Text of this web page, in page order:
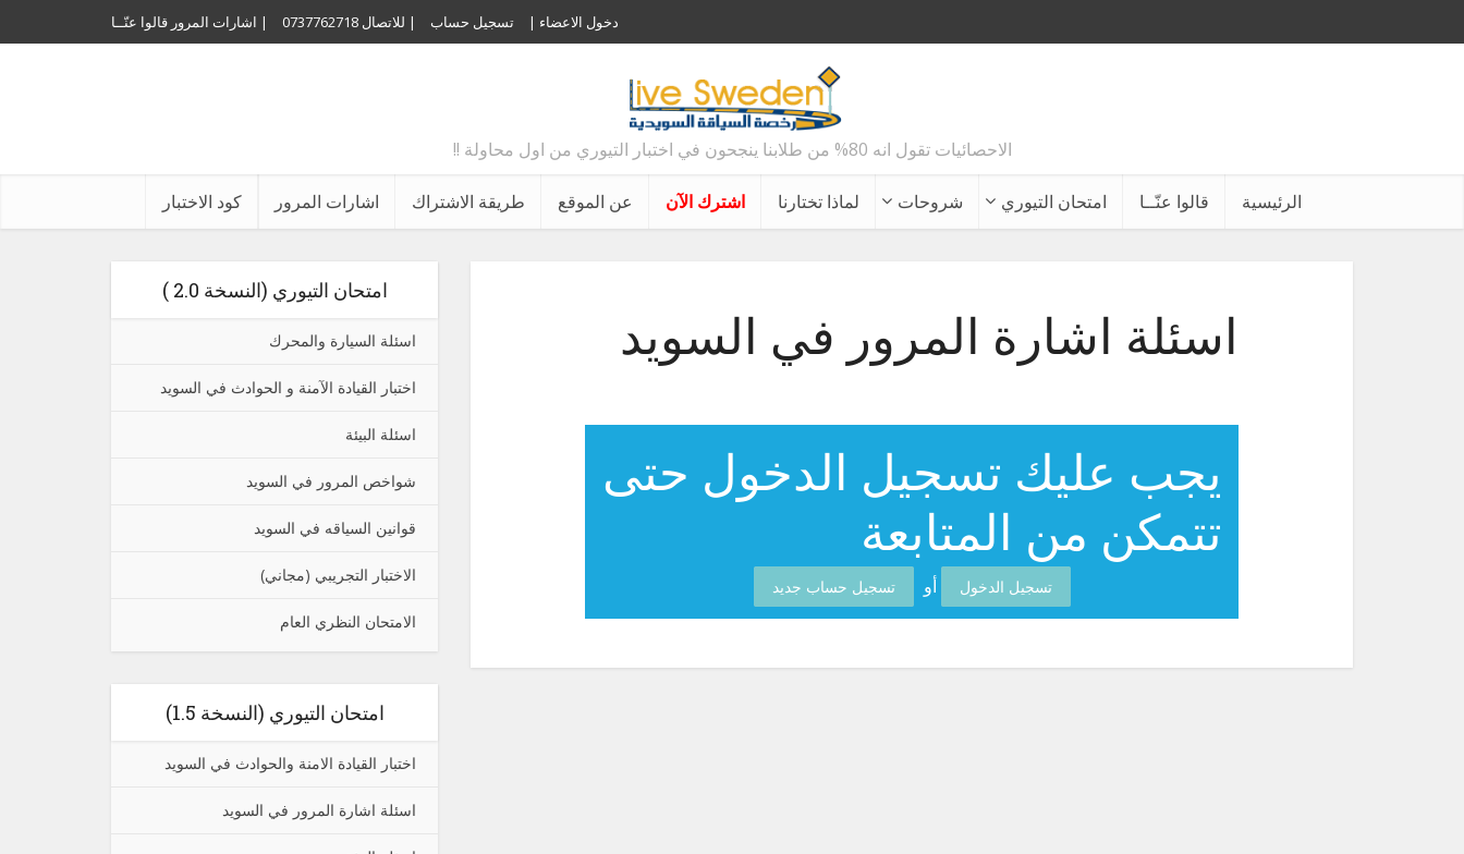
دخول الاعضاء | تسجيل حساب | للاتصال 0737762718 | اشارات المرور قالوا عنّــا
الاحصائيات تقول انه 80% من طلابنا ينجحون في اختبار التيوري من اول محاولة !!
الرئيسية قالوا عنّــا امتحان التيوري شروحات لماذا تختارنا اشترك الآن عن الموقع طريقة الاشتراك اشارات المرور كود الاختبار
امتحان التيوري (النسخة 2.0 )
اسئلة السيارة والمحرك
اختبار القيادة الآمنة و الحوادث في السويد
اسئلة البيئة
شواخص المرور في السويد
قوانين السياقه في السويد
الاختبار التجريبي (مجاني)
الامتحان النظري العام
امتحان التيوري (النسخة 1.5)
اختبار القيادة الامنة والحوادث في السويد
اسئلة اشارة المرور في السويد
اسئلة اشارة المرور في السويد
يجب عليك تسجيل الدخول حتى
تتمكن من المتابعة
تسجيل الدخول أو تسجيل حساب جديد